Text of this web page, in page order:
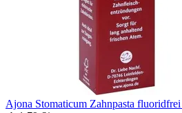
Ajona Stomaticum Zahnpasta